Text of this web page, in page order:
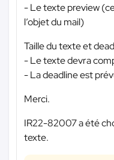
- Le texte preview
l’objet du mail)
Taille du texte et
- Le texte devra
- La deadline est
Merci.
IR22-82007 a été
texte.